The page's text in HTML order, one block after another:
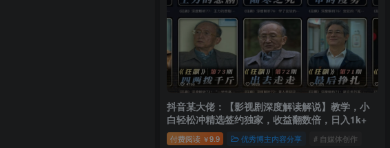
抖音某大佬：【影视剧深度解读解说】教学，小
白轻松冲精选签约独家，收益翻数倍，日入1k+
付费阅读 ￥9.9 优秀博主内容分享 # 自媒体创作